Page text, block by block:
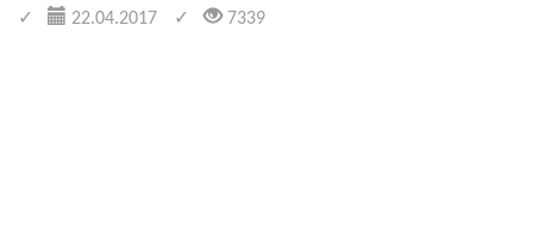
22.04.2017 7339